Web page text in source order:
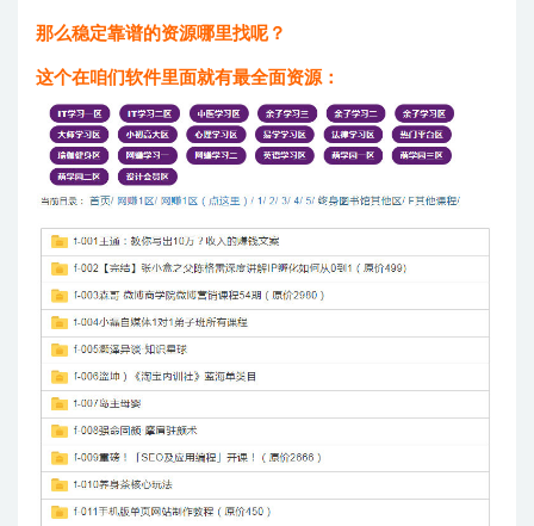
那么稳定靠谱的资源哪里找呢？
这个在咱们软件里面就有最全面资源：